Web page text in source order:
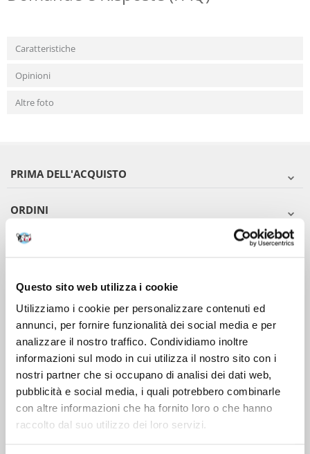
Questo sito web utilizza i cookie
Utilizziamo i cookie per personalizzare contenuti ed
annunci, per fornire funzionalità dei social media e per
analizzare il nostro traffico. Condividiamo inoltre
informazioni sul modo in cui utilizza il nostro sito con i
nostri partner che si occupano di analisi dei dati web,
pubblicità e social media, i quali potrebbero combinarle
con altre informazioni che ha fornito loro o che hanno
raccolto dal suo utilizzo dei loro servizi.
Caratteristiche
Opinioni
Altre foto
PRIMA DELL'ACQUISTO
ORDINI
DOPO L'ACQUISTO
VIENI A CONOSCERCI